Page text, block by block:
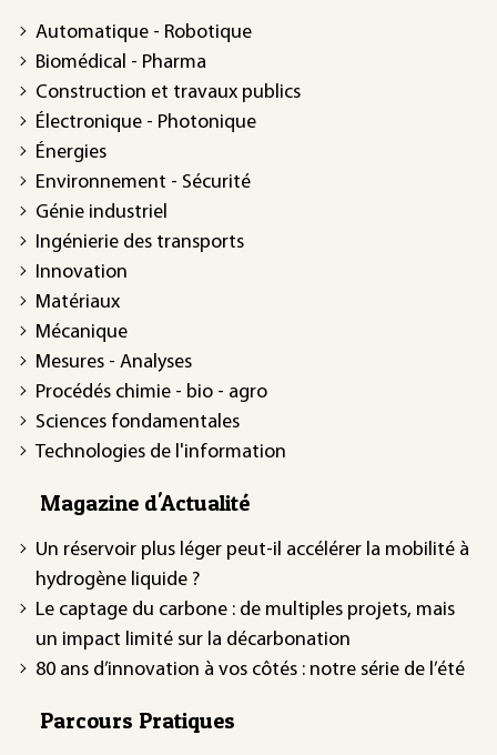
Automatique - Robotique
Biomédical - Pharma
Construction et travaux publics
Électronique - Photonique
Énergies
Environnement - Sécurité
Génie industriel
Ingénierie des transports
Innovation
Matériaux
Mécanique
Mesures - Analyses
Procédés chimie - bio - agro
Sciences fondamentales
Technologies de l'information
Magazine d'Actualité
Un réservoir plus léger peut-il accélérer la mobilité à
hydrogène liquide ?
Le captage du carbone : de multiples projets, mais
un impact limité sur la décarbonation
80 ans d’innovation à vos côtés : notre série de l’été
Parcours Pratiques